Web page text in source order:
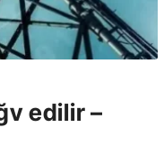
edilir –